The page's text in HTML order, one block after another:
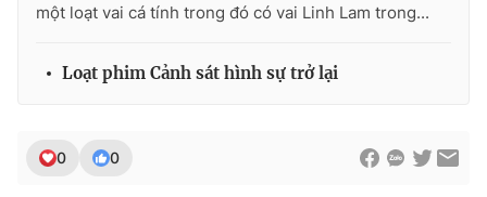
một loạt vai cá tính trong đó có vai Linh Lam trong...
Loạt phim Cảnh sát hình sự trở lại
0 0